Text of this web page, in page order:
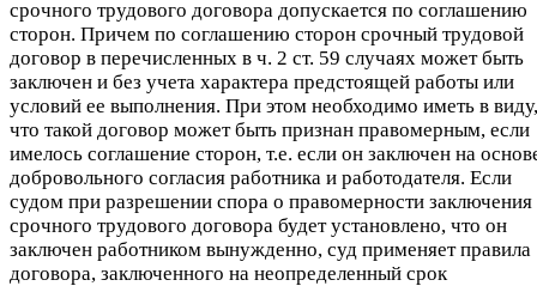
срочного трудового договора допускается по соглашению
сторон. Причем по соглашению сторон срочный трудовой
договор в перечисленных в ч. 2 ст. 59 случаях может быть
заключен и без учета характера предстоящей работы или
условий ее выполнения. При этом необходимо иметь в виду,
что такой договор может быть признан правомерным, если
имелось соглашение сторон, т.е. если он заключен на
добровольного согласия работника и работодателя. Если
судом при разрешении спора о правомерности заключения
срочного трудового договора будет установлено, что он
заключен работником вынужденно, суд применяет правила
договора, заключенного на неопределенный срок